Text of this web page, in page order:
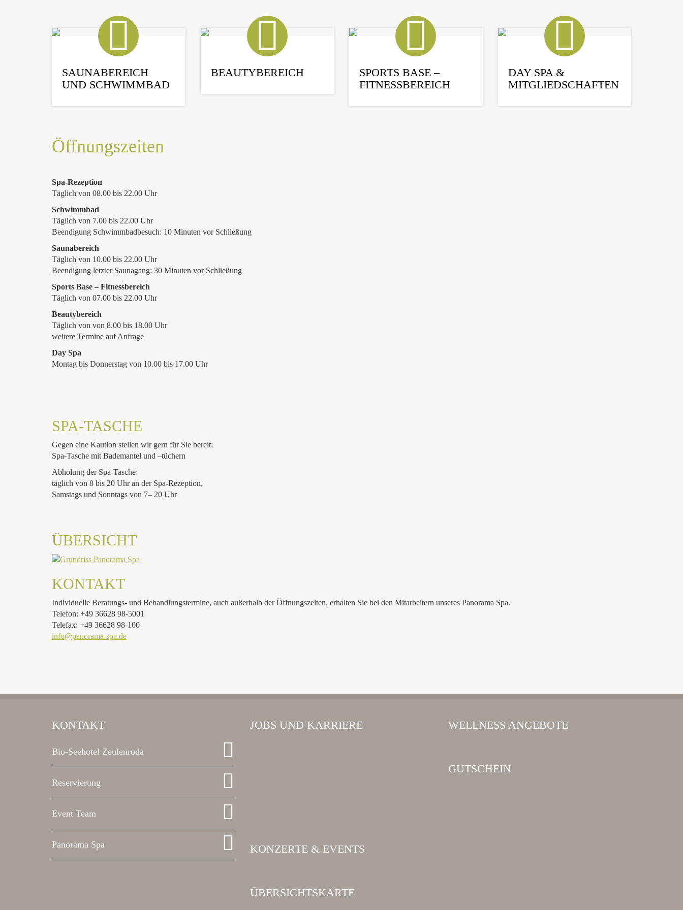
SAUNABEREICH
UND SCHWIMMBAD
BEAUTYBEREICH
SPORTS BASE –
FITNESSBEREICH
DAY SPA &
MITGLIEDSCHAFTEN
Öffnungszeiten
Spa-Rezeption
Täglich von 08.00 bis 22.00 Uhr
Schwimmbad
Täglich von 7.00 bis 22.00 Uhr
Beendigung Schwimmbadbesuch: 10 Minuten vor Schließung
Saunabereich
Täglich von 10.00 bis 22.00 Uhr
Beendigung letzter Saunagang: 30 Minuten vor Schließung
Sports Base – Fitnessbereich
Täglich von 07.00 bis 22.00 Uhr
Beautybereich
Täglich von von 8.00 bis 18.00 Uhr
weitere Termine auf Anfrage
Day Spa
Montag bis Donnerstag von 10.00 bis 17.00 Uhr
SPA-TASCHE
Gegen eine Kaution stellen wir gern für Sie bereit:
Spa-Tasche mit Bademantel und –tüchern
Abholung der Spa-Tasche:
täglich von 8 bis 20 Uhr an der Spa-Rezeption,
Samstags und Sonntags von 7– 20 Uhr
ÜBERSICHT
KONTAKT
Individuelle Beratungs- und Behandlungstermine, auch außerhalb der Öffnungszeiten, erhalten Sie bei den Mitarbeitern unseres Panorama Spa.
Telefon: +49 36628 98-5001
Telefax: +49 36628 98-100
info@panorama-spa.de
KONTAKT
Bio-Seehotel Zeulenroda
Reservierung
Event Team
Panorama Spa
JOBS UND KARRIERE
KONZERTE & EVENTS
ÜBERSICHTSKARTE
WELLNESS ANGEBOTE
GUTSCHEIN